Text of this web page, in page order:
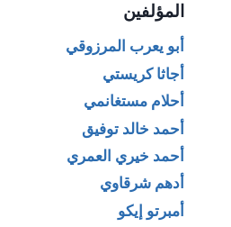
المؤلفين
أبو يعرب المرزوقي
أجاثا كريستي
أحلام مستغانمي
أحمد خالد توفيق
أحمد خيري العمري
أدهم شرقاوي
أمبرتو إيكو